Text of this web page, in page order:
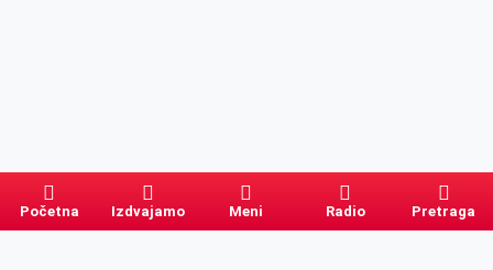
Početna Izdvajamo Meni Radio Pretraga